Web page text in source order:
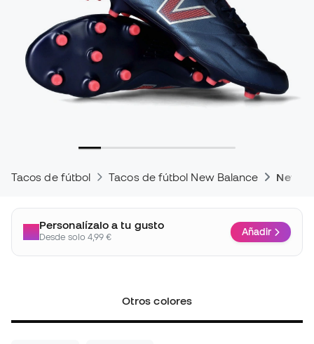
Tacos de fútbol Tacos de fútbol New Balance New
Personalízalo a tu gusto
Desde solo 4,99 € Añadir
Otros colores